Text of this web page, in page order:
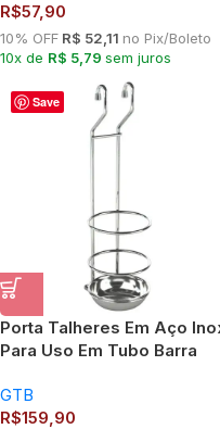
R$57,90
10% OFF R$ 52,11 no Pix/Boleto
10x de R$ 5,79 sem juros
Save
Porta Talheres Em Aço
Para Uso Em Tubo Barra
GTB
R$159,90